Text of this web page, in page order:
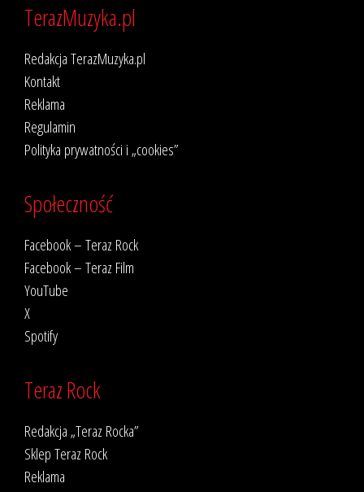
TerazMuzyka.pl
Redakcja TerazMuzyka.pl
Kontakt
Reklama
Regulamin
Polityka prywatności i „cookies”
Społeczność
Facebook – Teraz Rock
Facebook – Teraz Film
YouTube
X
Spotify
Teraz Rock
Redakcja „Teraz Rocka”
Sklep Teraz Rock
Reklama